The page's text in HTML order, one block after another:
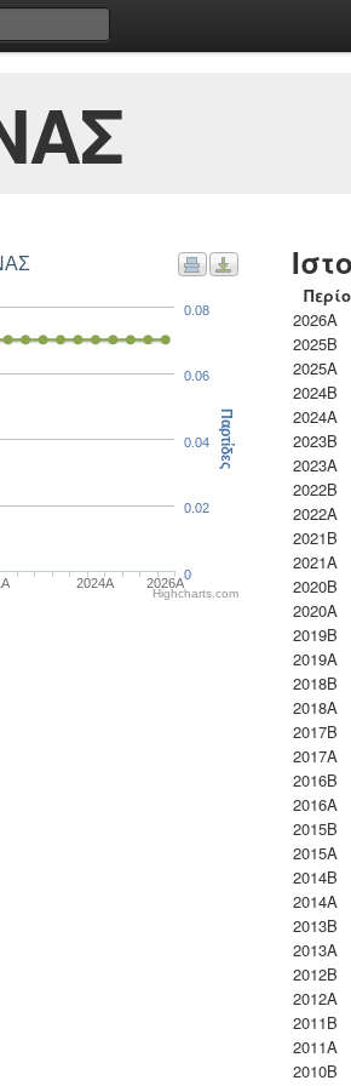
2024A 2026A
0
0.02
0.04
0.06
0.08
Παρτίδες
Highcharts.com
2026A
2025B
2025A
2024B
2024A
2023B
2023Α
2022B
2022A
2021B
2021A
2020B
2020A
2019B
2019A
2018B
2018A
2017B
2017A
2016B
2016A
2015B
2015A
2014B
2014A
2013B
2013A
2012B
2012A
2011B
2011A
2010B